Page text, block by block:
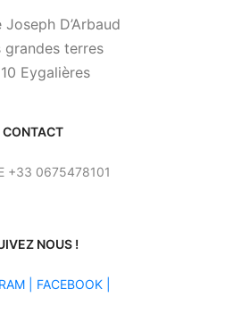
Joseph D’Arbaud
grandes terres
Eygalières
CONTACT
+33 0675478101
NOUS !
| FACEBOOK |